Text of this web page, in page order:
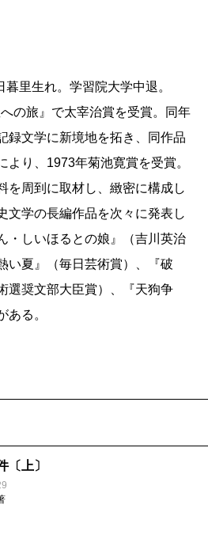
暮里生れ。学習院大学中退。
の旅』で太宰治賞を受賞。同年
録文学に新境地を拓き、同作品
より、1973年菊池寛賞を受賞。
を周到に取材し、緻密に構成し
文学の長編作品を次々に発表し
・しいほるとの娘』（吉川英治
い夏』（毎日芸術賞）、『破
選奨文部大臣賞）、『天狗争
ある。
〔上〕